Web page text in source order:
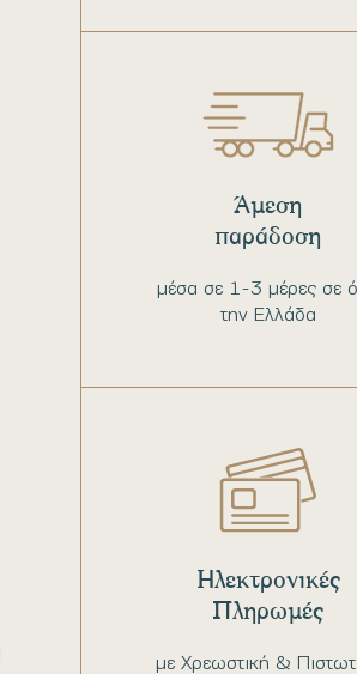
μέσα σε 1-3 μέρες σε
την Ελλάδα
Άμεση
παράδοση
με Χρεωστική &
Ηλεκτρονικές
Πληρωμές